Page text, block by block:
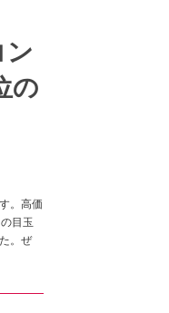
ン
の
。高価
目玉
。ぜ